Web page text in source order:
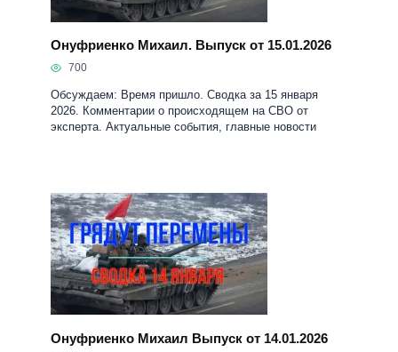
Онуфриенко Михаил. Выпуск от 15.01.2026
700
Обсуждаем: Время пришло. Сводка за 15 января
2026. Комментарии о происходящем на СВО от
эксперта. Актуальные события, главные новости
Онуфриенко Михаил Выпуск от 14.01.2026